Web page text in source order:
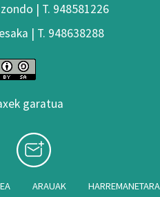
| T. 948581226
| T. 948638288
garatua
ARAUAK